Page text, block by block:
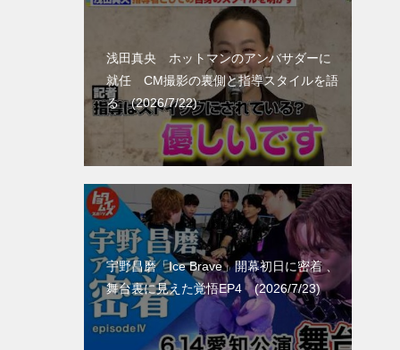
浅田真央 ホットマンのアンバサダーに
就任 CM撮影の裏側と指導スタイルを語
る (2026/7/22)
宇野昌磨「Ice Brave」開幕初日に密着 、
舞台裏に見えた覚悟EP4 (2026/7/23)